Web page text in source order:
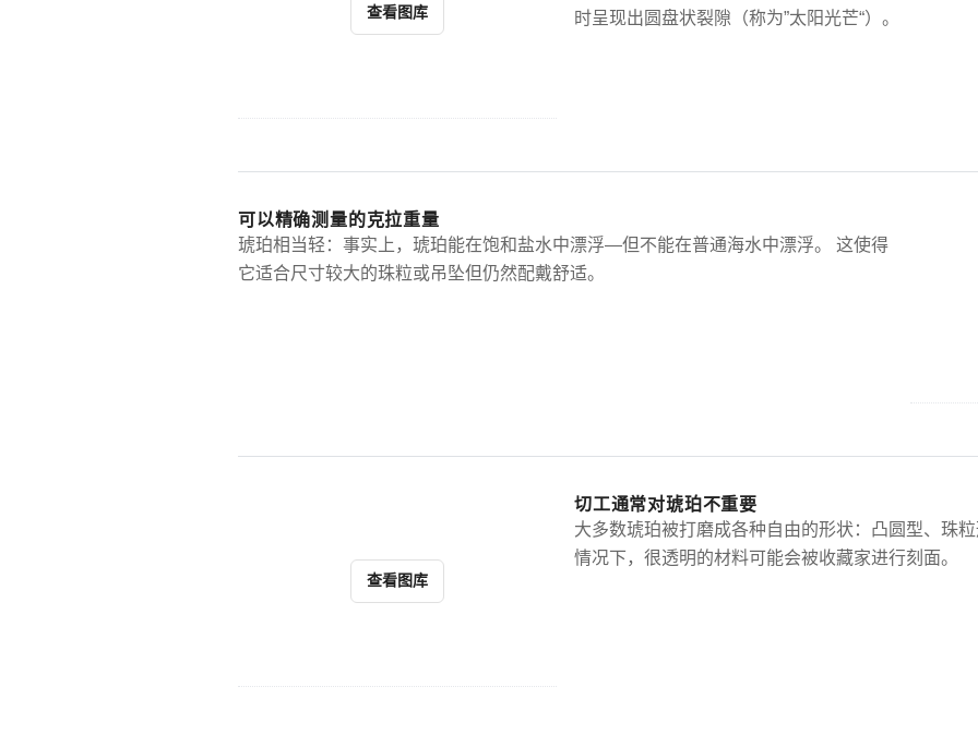
查看图库
时呈现出圆盘状裂隙（称为”太阳光芒“）。
可以精确测量的克拉重量
琥珀相当轻：事实上，琥珀能在饱和盐水中漂浮—但不能在普通海水中漂浮。 这使得
它适合尺寸较大的珠粒或吊坠但仍然配戴舒适。
查看图库
切工通常对琥珀不重要
大多数琥珀被打磨成各种自由的形状：凸圆型、珠
情况下，很透明的材料可能会被收藏家进行刻面。